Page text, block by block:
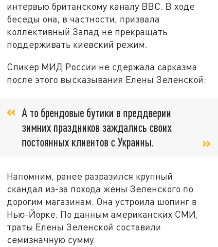
интервью британскому каналу BBC. В ходе
беседы она, в частности, призвала
коллективный Запад не прекращать
поддерживать киевский режим.
Спикер МИД России не сдержала сарказма
после этого высказывания Елены Зеленской:
А то брендовые бутики в преддверии
зимних праздников заждались своих
постоянных клиентов с Украины.
Напомним, ранее разразился крупный
скандал из-за похода жены Зеленского по
дорогим магазинам. Она устроила шопинг в
Нью-Йорке. По данным американских СМИ,
траты Елены Зеленской составили
семизначную сумму.